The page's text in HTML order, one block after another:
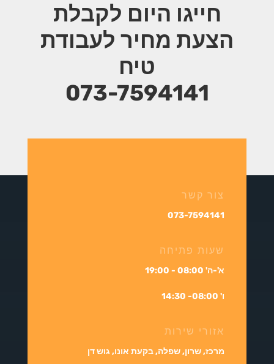
חייגו היום לקבלת
הצעת מחיר לעבודת
טיח
073-7594141
צור קשר
073-7594141
שעות פתיחה
א'-ה' 08:00 - 19:00
ו' 08:00- 14:30
אזורי שירות
מרכז, שרון, שפלה, בקעת אונו, גוש דן